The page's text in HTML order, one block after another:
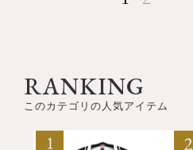
RANKING
このカテゴリの人気アイテム